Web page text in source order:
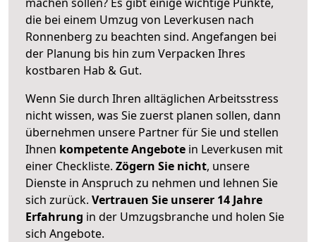
die bei einem Umzug von Leverkusen nach
Ronnenberg zu beachten sind. Angefangen bei
der Planung bis hin zum Verpacken Ihres
kostbaren Hab & Gut.
Wenn Sie durch Ihren alltäglichen Arbeitsstress
nicht wissen, was Sie zuerst planen sollen, dann
übernehmen unsere Partner für Sie und stellen
Ihnen kompetente Angebote in Leverkusen mit
einer Checkliste. Zögern Sie nicht, unsere
Dienste in Anspruch zu nehmen und lehnen Sie
sich zurück. Vertrauen Sie unserer 14 Jahre
Erfahrung in der Umzugsbranche und holen Sie
sich Angebote.